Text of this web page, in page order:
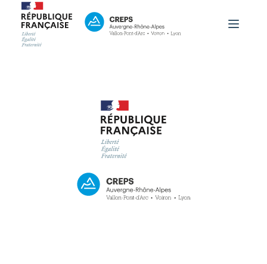
Haut niveau
Accueil du public
Régionale Performance